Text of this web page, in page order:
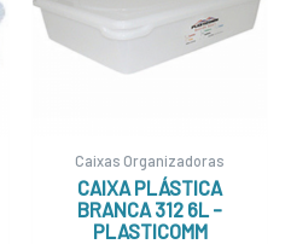
Caixas Organizadoras
CAIXA PLÁSTICA
BRANCA 312 6L –
PLASTICOMM